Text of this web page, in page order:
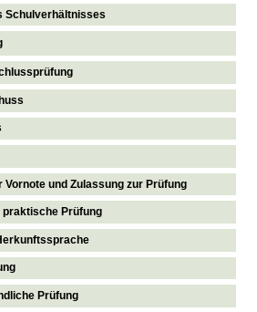
Schulverhältnisses
Vornote und Zulassung zur Prüfung
praktische Prüfung
Prüfung